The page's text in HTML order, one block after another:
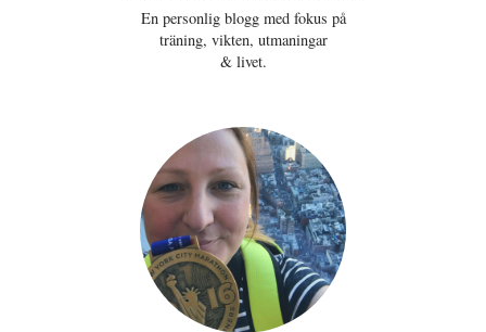
En personlig blogg med fokus på
träning, vikten, utmaningar
& livet.